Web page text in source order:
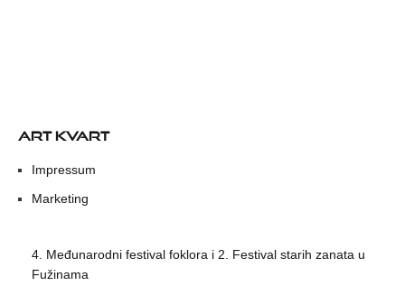
ART KVART
Impressum
Marketing
4. Međunarodni festival foklora i 2. Festival starih zanata u
Fužinama